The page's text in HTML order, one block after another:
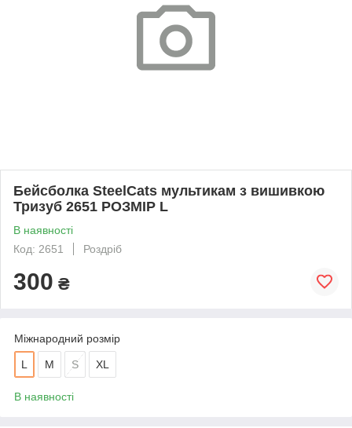
Бейсболка SteelCats мультикам з вишивкою
Тризуб 2651 РОЗМІР L
В наявності
Код: 2651
Роздріб
300 ₴
Міжнародний розмір
L M S XL
В наявності